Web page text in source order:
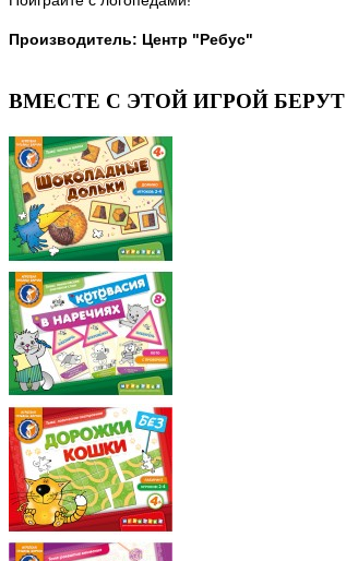
Производитель: Центр "Ребус"
ВМЕСТЕ С ЭТОЙ ИГРОЙ БЕРУТ